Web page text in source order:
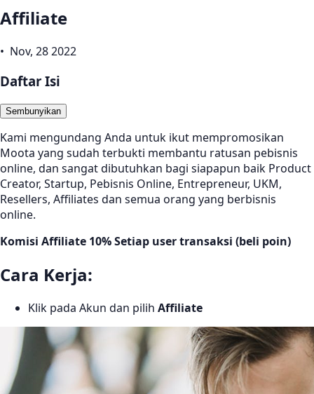
Affiliate
• Nov, 28 2022
Daftar Isi
Sembunyikan
Kami mengundang Anda untuk ikut mempromosikan
Moota yang sudah terbukti membantu ratusan pebisnis
online, dan sangat dibutuhkan bagi siapapun baik Product
Creator, Startup, Pebisnis Online, Entrepreneur, UKM,
Resellers, Affiliates dan semua orang yang berbisnis
online.
Komisi Affiliate 10% Setiap user transaksi (beli poin)
Cara Kerja:
Klik pada Akun dan pilih Affiliate